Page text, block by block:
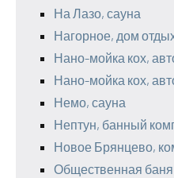
На Лазо, сауна
Нагорное, дом
Нано-мойка кох,
Нано-мойка кох,
Немо, сауна
Нептун, банный
Новое Брянцево,
Общественная